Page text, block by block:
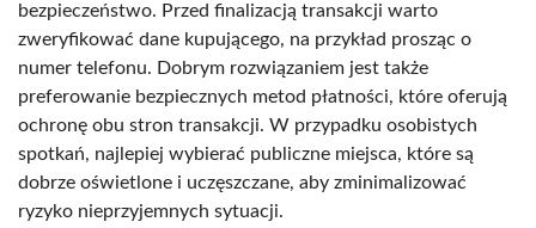
bezpieczeństwo. Przed finalizacją transakcji warto
zweryfikować dane kupującego, na przykład prosząc o
numer telefonu. Dobrym rozwiązaniem jest także
preferowanie bezpiecznych metod płatności, które oferują
ochronę obu stron transakcji. W przypadku osobistych
spotkań, najlepiej wybierać publiczne miejsca, które są
dobrze oświetlone i uczęszczane, aby zminimalizować
ryzyko nieprzyjemnych sytuacji.